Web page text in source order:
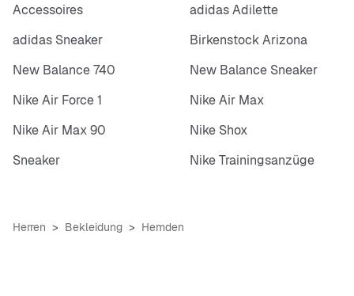
Accessoires
adidas Adilette
adidas Sneaker
Birkenstock Arizona
New Balance 740
New Balance Sneaker
Nike Air Force 1
Nike Air Max
Nike Air Max 90
Nike Shox
Sneaker
Nike Trainingsanzüge
Herren Bekleidung Hemden